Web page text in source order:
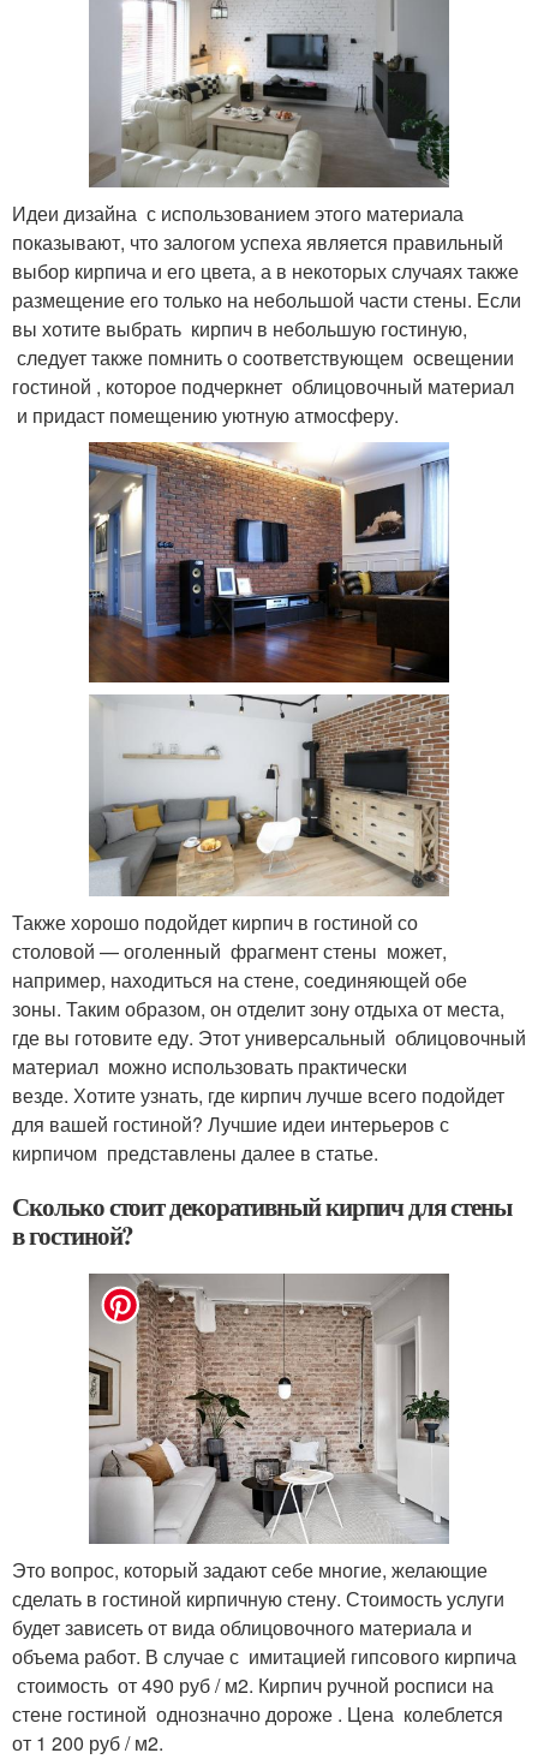
Идеи дизайна с использованием этого материала
показывают, что залогом успеха является правильный
выбор кирпича и его цвета, а в некоторых случаях также
размещение его только на небольшой части стены. Если
вы хотите выбрать кирпич в небольшую гостиную,
следует также помнить о соответствующем освещении
гостиной , которое подчеркнет облицовочный материал
и придаст помещению уютную атмосферу.
Также хорошо подойдет кирпич в гостиной со
столовой — оголенный фрагмент стены может,
например, находиться на стене, соединяющей обе
зоны. Таким образом, он отделит зону отдыха от места,
где вы готовите еду. Этот универсальный облицовочный
материал можно использовать практически
везде. Хотите узнать, где кирпич лучше всего подойдет
для вашей гостиной? Лучшие идеи интерьеров с
кирпичом представлены далее в статье.
Сколько стоит декоративный кирпич для стены
в гостиной?
Это вопрос, который задают себе многие, желающие
сделать в гостиной кирпичную стену. Стоимость услуги
будет зависеть от вида облицовочного материала и
объема работ. В случае с имитацией гипсового кирпича
стоимость от 490 руб / м2. Кирпич ручной росписи на
стене гостиной однозначно дороже . Цена колеблется
от 1 200 руб / м2.